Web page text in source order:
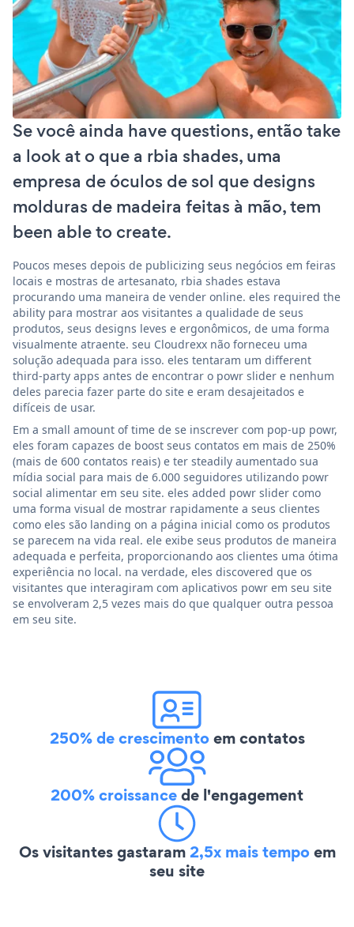
Se você ainda have questions, então take
a look at o que a rbia shades, uma
empresa de óculos de sol que designs
molduras de madeira feitas à mão, tem
been able to create.
Poucos meses depois de publicizing seus negócios em feiras
locais e mostras de artesanato, rbia shades estava
procurando uma maneira de vender online. eles required the
ability para mostrar aos visitantes a qualidade de seus
produtos, seus designs leves e ergonômicos, de uma forma
visualmente atraente. seu Cloudrexx não forneceu uma
solução adequada para isso. eles tentaram um different
third-party apps antes de encontrar o powr slider e nenhum
deles parecia fazer parte do site e eram desajeitados e
difíceis de usar.
Em a small amount of time de se inscrever com pop-up powr,
eles foram capazes de boost seus contatos em mais de 250%
(mais de 600 contatos reais) e ter steadily aumentado sua
mídia social para mais de 6.000 seguidores utilizando powr
social alimentar em seu site. eles added powr slider como
uma forma visual de mostrar rapidamente a seus clientes
como eles são landing on a página inicial como os produtos
se parecem na vida real. ele exibe seus produtos de maneira
adequada e perfeita, proporcionando aos clientes uma ótima
experiência no local. na verdade, eles discovered que os
visitantes que interagiram com aplicativos powr em seu site
se envolveram 2,5 vezes mais do que qualquer outra pessoa
em seu site.
250% de crescimentoem contatos
200% croissancede l'engagement
Os visitantes gastaram2,5x mais tempoem
seu site